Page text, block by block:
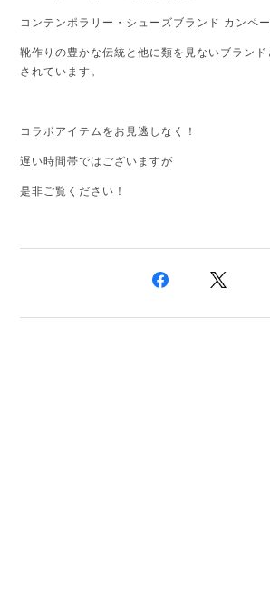
コンテンポラリー・シューズブランド カンペ
靴作りの豊かな伝統と他に類を見ないブラン
されています。
コラボアイテムをお見逃しなく！
遅い時間帯ではございますが
是非ご覧ください！